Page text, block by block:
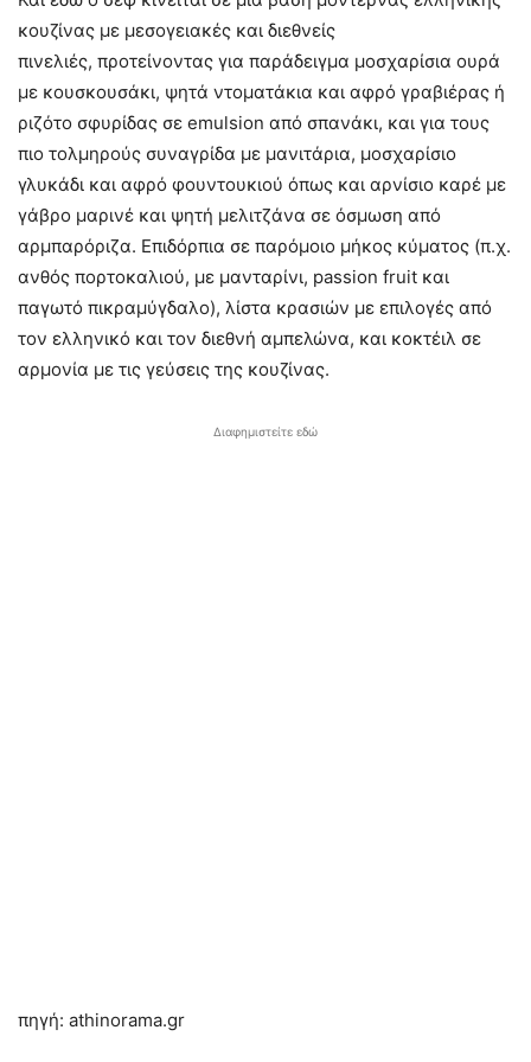
κουζίνας με μεσογειακές και διεθνείς
πινελιές, προτείνοντας για παράδειγμα μοσχαρίσια ουρά
με κουσκουσάκι, ψητά ντοματάκια και αφρό γραβιέρας ή
ριζότο σφυρίδας σε emulsion από σπανάκι, και για τους
πιο τολμηρούς συναγρίδα με μανιτάρια, μοσχαρίσιο
γλυκάδι και αφρό φουντουκιού όπως και αρνίσιο καρέ με
γάβρο μαρινέ και ψητή μελιτζάνα σε όσμωση από
αρμπαρόριζα. Επιδόρπια σε παρόμοιο μήκος κύματος (π.χ.
ανθός πορτοκαλιού, με μανταρίνι, passion fruit και
παγωτό πικραμύγδαλο), λίστα κρασιών με επιλογές από
τον ελληνικό και τον διεθνή αμπελώνα, και κοκτέιλ σε
αρμονία με τις γεύσεις της κουζίνας.
Διαφημιστείτε εδώ
πηγή: athinorama.gr